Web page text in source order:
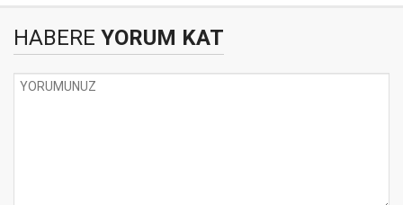
HABERE YORUM KAT